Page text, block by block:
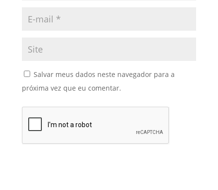
Salvar meus dados neste navegador para a
próxima vez que eu comentar.